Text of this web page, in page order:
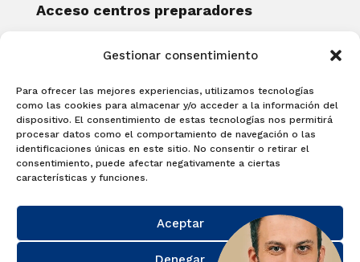
Gestionar consentimiento
Para ofrecer las mejores experiencias, utilizamos tecnologías
como las cookies para almacenar y/o acceder a la información del
dispositivo. El consentimiento de estas tecnologías nos permitirá
procesar datos como el comportamiento de navegación o las
identificaciones únicas en este sitio. No consentir o retirar el
consentimiento, puede afectar negativamente a ciertas
características y funciones.
Aceptar
Acceso centros preparadores
Becas Examia
Contacto
CERTIFICACIONES
Linguaskill
Cambridge English Qualifications
EXAMÍNATE
Matricúlate con nosotros y obtén tu